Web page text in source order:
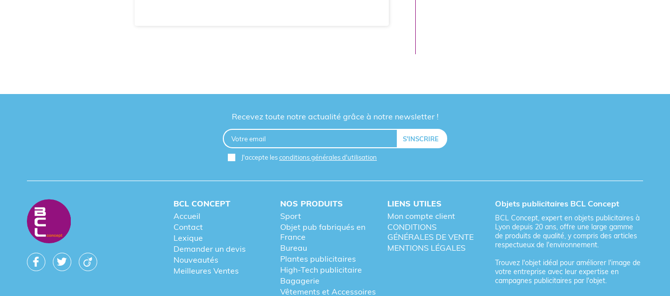
Recevez toute notre actualité grâce à notre newsletter !
J'accepte lesconditions générales d'utilisation
BCL CONCEPT
Accueil
Contact
Lexique
Demander un devis
Nouveautés
Meilleures Ventes
NOS PRODUITS
Sport
Objet pub fabriqués en
France
Bureau
Plantes publicitaires
High-Tech publicitaire
Bagagerie
Vêtements et Accessoires
LIENS UTILES
Mon compte client
CONDITIONS
GÉNÉRALES DE VENTE
MENTIONS LÉGALES
Objets publicitaires BCL Concept
BCL Concept, expert en objets publicitaires à
Lyon depuis 20 ans, offre une large gamme
de produits de qualité, y compris des articles
respectueux de l'environnement.
Trouvez l'objet idéal pour améliorer l'image de
votre entreprise avec leur expertise en
campagnes publicitaires par l'objet.